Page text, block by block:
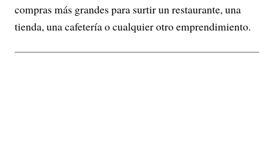
compras más grandes para surtir un restaurante, una
tienda, una cafetería o cualquier otro emprendimiento.